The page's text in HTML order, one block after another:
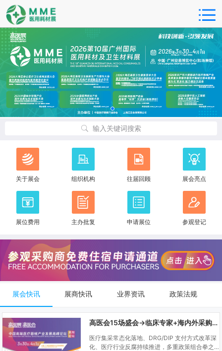
输入关键词搜索
关于展会 组织机构 往届回顾 展会亮点
展位费用 主办批复 申请展位 参观登记
展会快讯 展商快讯 业界资讯 政策法规
高医会15场盛会→临床专家+海内外采购商双向对接
医疗集采常态化落地、DRG/DIP 支付方式改革深
化、医疗行业反腐持续推进，多重政策组合拳之